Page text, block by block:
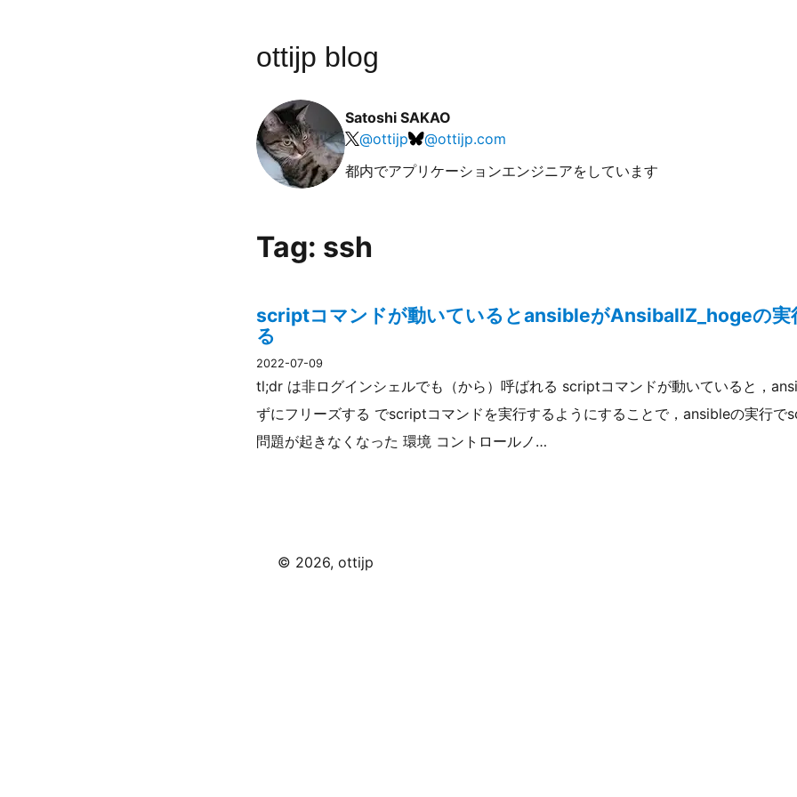
ottijp blog
Satoshi SAKAO
@ottijp @ottijp.com
都内でアプリケーションエンジニアをしています
Tag: ssh
scriptコマンドが動いているとansibleがAnsiballZ_hogeの実
る
2022-07-09
tl;dr は非ログインシェルでも（から）呼ばれる scriptコマンドが動いていると，
ずにフリーズする でscriptコマンドを実行するようにすることで，ansibleの実行で
問題が起きなくなった 環境 コントロールノ…
© 2026, ottijp